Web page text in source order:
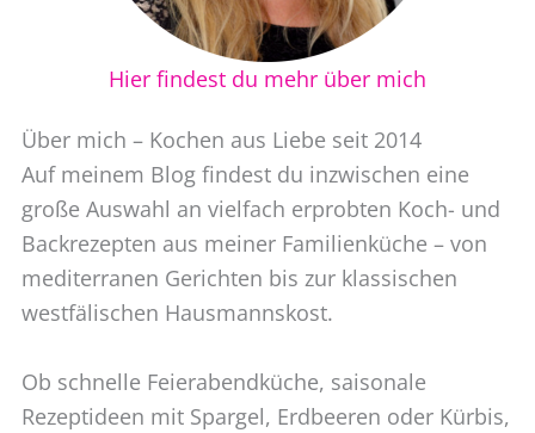
Hier findest du mehr über mich
Über mich – Kochen aus Liebe seit 2014
Auf meinem Blog findest du inzwischen eine
große Auswahl an vielfach erprobten Koch- und
Backrezepten aus meiner Familienküche – von
mediterranen Gerichten bis zur klassischen
westfälischen Hausmannskost.
Ob schnelle Feierabendküche, saisonale
Rezeptideen mit Spargel, Erdbeeren oder Kürbis,